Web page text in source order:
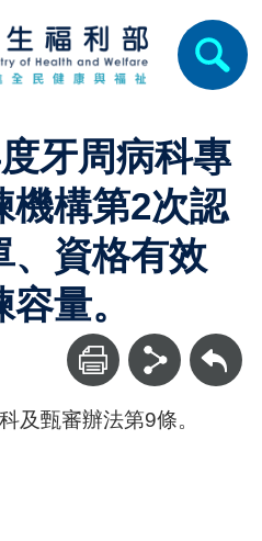
牙周病科專
機構第2次認
、資格有效
量。
回上一頁
及甄審辦法第9條。